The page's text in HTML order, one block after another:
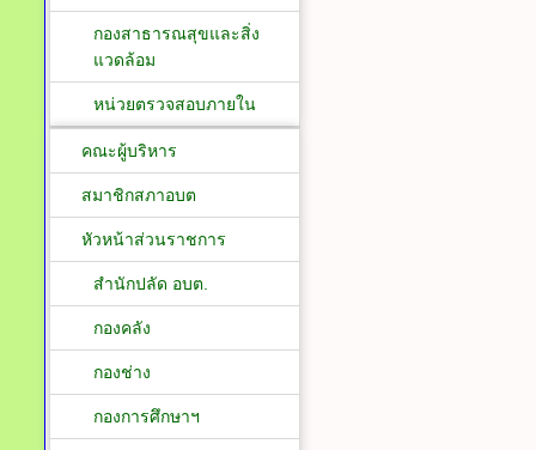
กองสาธารณสุขและสิ่ง
แวดล้อม
หน่วยตรวจสอบภายใน
คณะผู้บริหาร
สมาชิกสภาอบต
หัวหน้าส่วนราชการ
สำนักปลัด อบต.
กองคลัง
กองช่าง
กองการศึกษาฯ